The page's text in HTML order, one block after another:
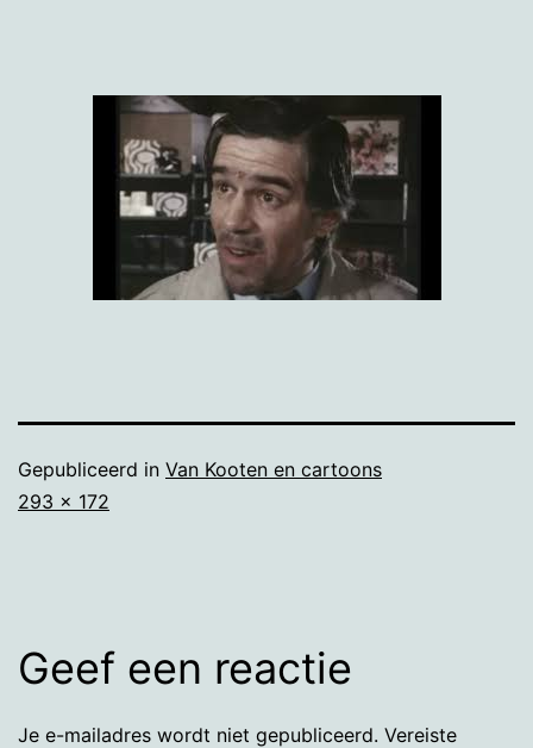
Gepubliceerd in Van Kooten en cartoons
Volledige
293 × 172
Geef een reactie
Je e-mailadres wordt niet gepubliceerd. Vereiste